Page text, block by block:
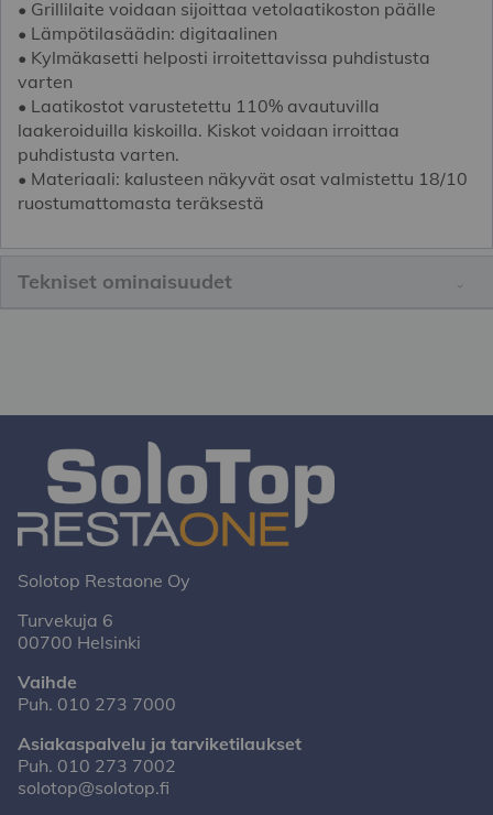
• Grillilaite voidaan sijoittaa vetolaatikoston päälle
• Lämpötilasäädin: digitaalinen
• Kylmäkasetti helposti irroitettavissa puhdistusta
varten
• Laatikostot varustetettu 110% avautuvilla
laakeroiduilla kiskoilla. Kiskot voidaan irroittaa
puhdistusta varten.
• Materiaali: kalusteen näkyvät osat valmistettu 18/10
ruostumattomasta teräksestä
Tekniset ominaisuudet
Solotop Restaone Oy
Turvekuja 6
00700 Helsinki
Vaihde
Puh. 010 273 7000
Asiakaspalvelu ja tarviketilaukset
Puh. 010 273 7002
solotop@solotop.fi